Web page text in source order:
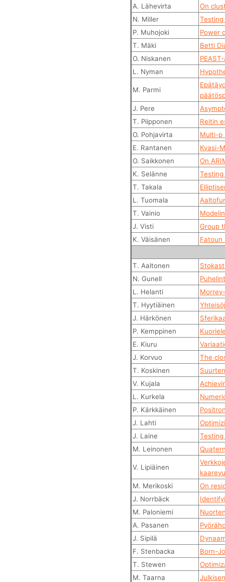
A. Lähevirta
On
N. Miller
P. Muhojoki
Power
T. Mäki
Betti
O. Niskanen
L. Nyman
M. Parmi
J. Pere
T. Piipponen
Reitin
O. Pohjavirta
Multi-p
E. Rantanen
Kvasi-
O. Saikkonen
On
K. Selänne
T. Takala
L. Tuomala
T. Vainio
J. Visti
Group
K. Väisänen
Fatoun
T. Aaltonen
N. Gunell
L. Helanti
T. Hyytiäinen
J. Härkönen
P. Kemppinen
E. Kiuru
J. Korvuo
The
T. Koskinen
V. Kujala
L. Kurkela
P. Kärkkäinen
J. Lahti
J. Laine
M. Leinonen
V. Lipiäinen
M. Merikoski
On
J. Norrbäck
M. Paloniemi
A. Pasanen
J. Sipilä
F. Stenbacka
Born-
T. Stewen
M. Taarna